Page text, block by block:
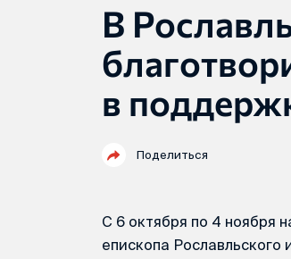
В
в
Поделиться
С 6 октября по 4 ноября
епископа